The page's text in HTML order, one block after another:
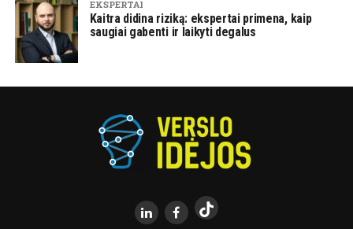
EKSPERTAI
Kaitra didina riziką: ekspertai primena, kaip
saugiai gabenti ir laikyti degalus